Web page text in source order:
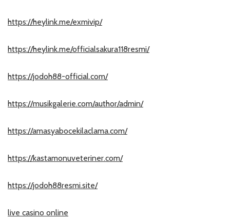
https://heylink.me/exmivip/
https://heylink.me/officialsakura118resmi/
https://jodoh88-official.com/
https://musikgalerie.com/author/admin/
https://amasyabocekilaclama.com/
https://kastamonuveteriner.com/
https://jodoh88resmi.site/
live casino online